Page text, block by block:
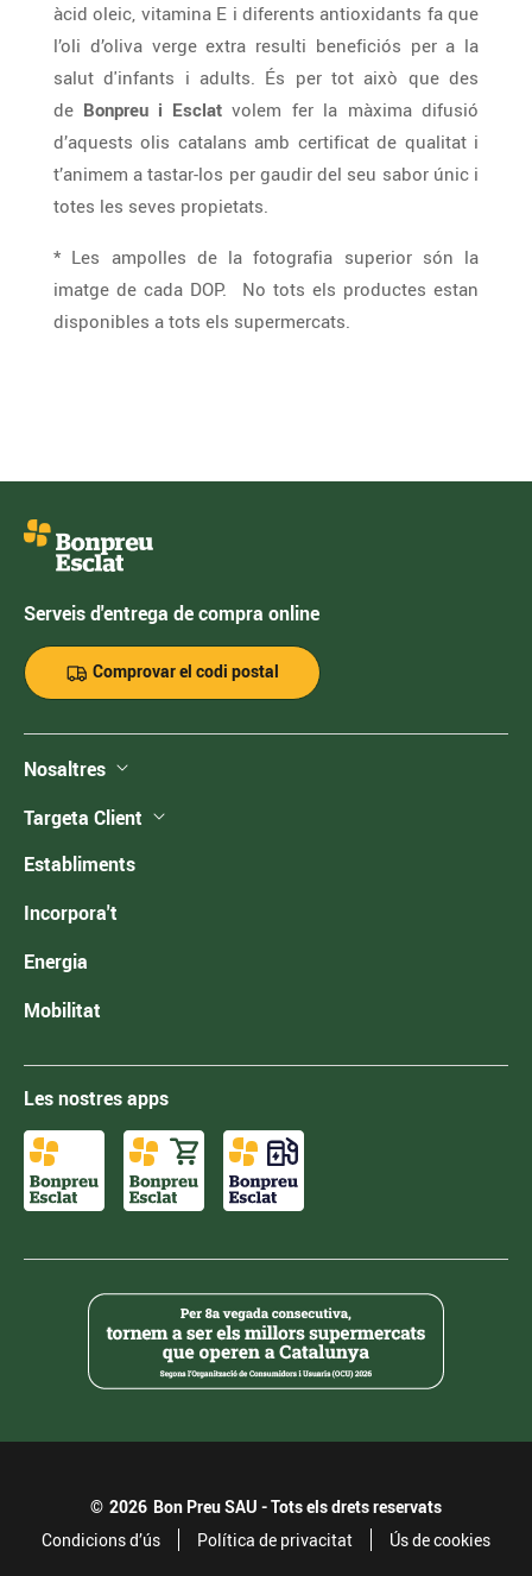
àcid oleic, vitamina E i diferents antioxidants fa que
l’oli d’oliva verge extra resulti beneficiós per a la
salut d'infants i adults. És per tot això que des
de Bonpreu i Esclat volem fer la màxima difusió
d’aquests olis catalans amb certificat de qualitat i
t’animem a tastar-los per gaudir del seu sabor únic i
totes les seves propietats.
* Les ampolles de la fotografia superior són la
imatge de cada DOP. No tots els productes estan
disponibles a tots els supermercats.
Serveis d'entrega de compra online
Comprovar el codi postal
Nosaltres
Targeta Client
Establiments
Incorpora't
Energia
Mobilitat
Les nostres apps
© 2026 Bon Preu SAU - Tots els drets reservats
Condicions d’ús
Política de privacitat Ús de cookies